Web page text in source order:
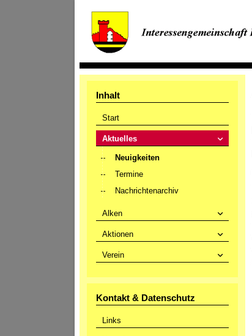
Inhalt
Start
Aktuelles
Neuigkeiten
Termine
Nachrichtenarchiv
Alken
Aktionen
Verein
Kontakt & Datenschutz
Links